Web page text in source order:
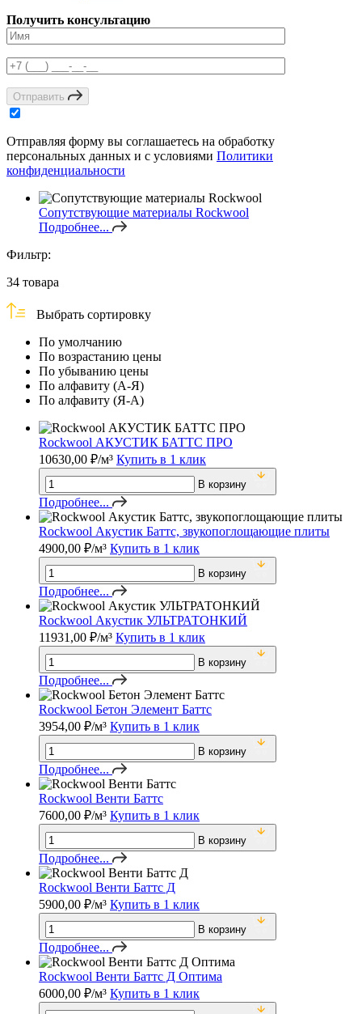
Получить консультацию
Отправить
Отправляя форму вы соглашаетесь на обработку
персональных данных и с условиями Политики
конфиденциальности
Сопутствующие материалы Rockwool
Подробнее...
Фильтр:
34 товара
Выбрать сортировку
По умолчанию
По возрастанию цены
По убыванию цены
По алфавиту (А-Я)
По алфавиту (Я-А)
Rockwool АКУСТИК БАТТС ПРО
10630,00 ₽/м³ Купить в 1 клик
В корзину
Подробнее...
Rockwool Акустик Баттс, звукопоглощающие плиты
4900,00 ₽/м³ Купить в 1 клик
В корзину
Подробнее...
Rockwool Акустик УЛЬТРАТОНКИЙ
11931,00 ₽/м³ Купить в 1 клик
В корзину
Подробнее...
Rockwool Бетон Элемент Баттс
3954,00 ₽/м³ Купить в 1 клик
В корзину
Подробнее...
Rockwool Венти Баттс
7600,00 ₽/м³ Купить в 1 клик
В корзину
Подробнее...
Rockwool Венти Баттс Д
5900,00 ₽/м³ Купить в 1 клик
В корзину
Подробнее...
Rockwool Венти Баттс Д Оптима
6000,00 ₽/м³ Купить в 1 клик